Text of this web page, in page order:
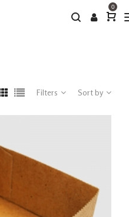
0
Filters Sort by